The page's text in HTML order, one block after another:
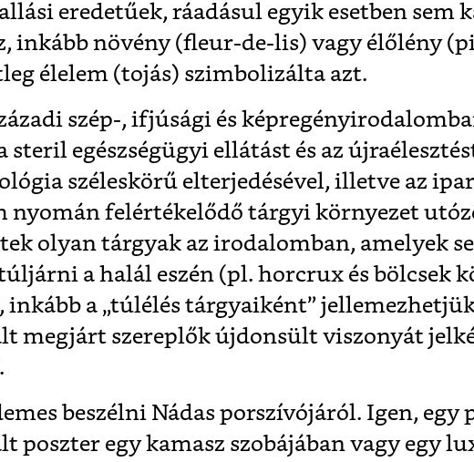
eredetűek, ráadásul egyik esetben sem
inkább növény (fleur-de-lis) vagy élőlény
élelem (tojás) szimbolizálta azt.
szép-, ifjúsági és
steril egészségügyi ellátást és az
széleskörű elterjedésével, illetve az
nyomán felértékelődő tárgyi környezet
olyan tárgyak az irodalomban, amelyek
a halál eszén (pl. horcrux és bölcsek
inkább a „túlélés tárgyaiként” jellemezhetjük
megjárt szereplők újdonsült viszonyát
beszélni Nádas porszívójáról. Igen, egy
poszter egy kamasz szobájában vagy egy